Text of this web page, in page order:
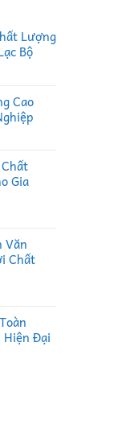
Lượng
Bộ
Cao
Gia
Văn
Chất
Hiện Đại